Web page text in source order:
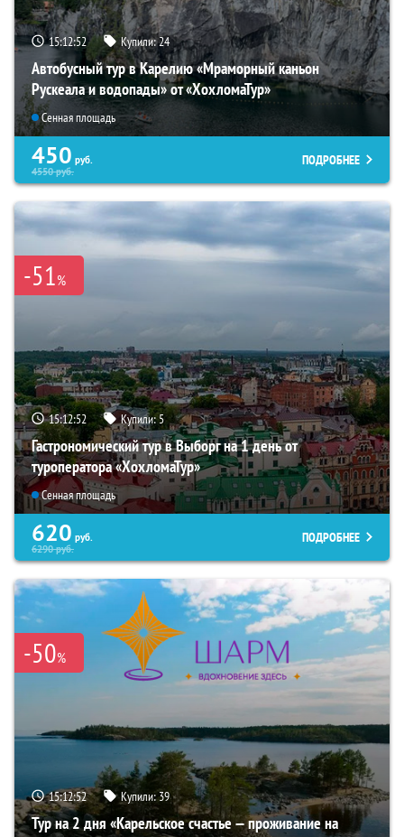
15:12:51 Купили:24
Автобусный тур в Карелию «Мраморный каньон
Рускеала и водопады» от «ХохломаТур»
Сенная площадь
450 руб.
4550руб.
ПОДРОБНЕЕ
-51%
15:12:51 Купили:5
Гастрономический тур в Выборг на 1 день от
туроператора «ХохломаТур»
Сенная площадь
620 руб.
6290руб.
ПОДРОБНЕЕ
-50%
15:12:51 Купили:39
Тур на 2 дня «Карельское счастье — проживание на